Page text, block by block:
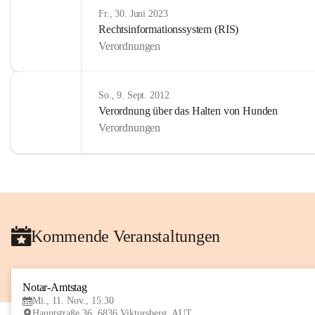
Fr., 30. Juni 2023
Rechtsinformationssystem (RIS)
Verordnungen
So., 9. Sept. 2012
Verordnung über das Halten von Hunden
Verordnungen
Kommende Veranstaltungen
Notar-Amtstag
Mi., 11. Nov., 15:30